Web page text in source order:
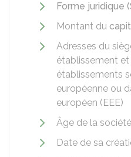
Forme juridique
Montant du
Adresses du
établissement
établissements
européenne ou
européen (EEE)
Âge de la
Date de sa